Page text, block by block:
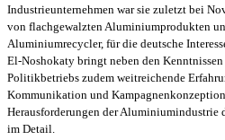
Industrieunternehmen war sie zuletzt bei
von flachgewalzten Aluminiumprodukten
Aluminiumrecycler, für die deutsche
El-Noshokaty bringt neben den
Politikbetriebs zudem weitreichende
Kommunikation und
Herausforderungen der Aluminiumindustrie
im Detail.